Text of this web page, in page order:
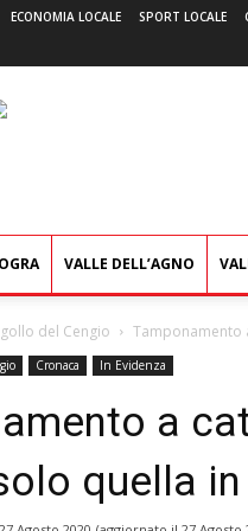
ECONOMIA LOCALE SPORT LOCALE
VALLE DELL’AGNO
del Cengio Tamponamento
Cronaca In Evidenza
a
quella